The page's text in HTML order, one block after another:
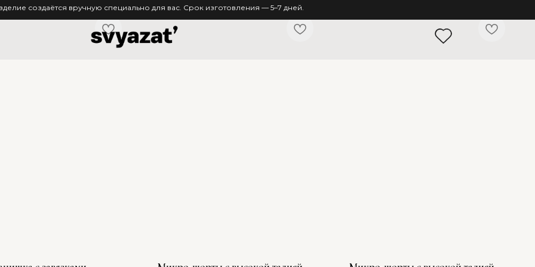
создаётся вручную специально для вас. Срок изготовления — 5–7 дней.